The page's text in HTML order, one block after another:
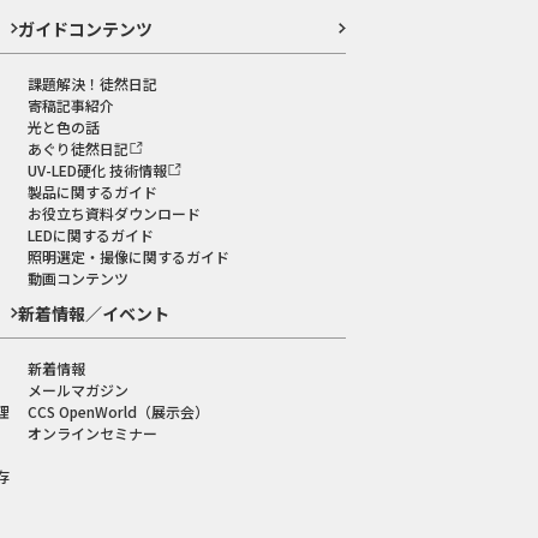
ガイドコンテンツ
課題解決！徒然日記
寄稿記事紹介
光と色の話
あぐり徒然日記
UV-LED硬化 技術情報
製品に関するガイド
お役立ち資料ダウンロード
LEDに関するガイド
照明選定・撮像に関するガイド
動画コンテンツ
新着情報／イベント
新着情報
メールマガジン
CCS OpenWorld（展示会）
オンラインセミナー